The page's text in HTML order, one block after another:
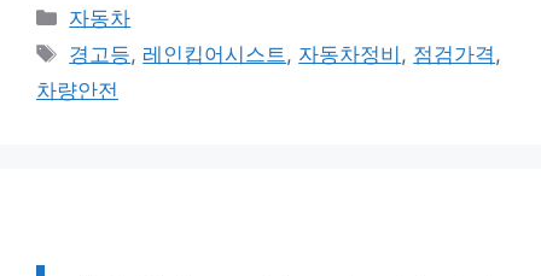
카
테
리
자동차
태
그
경고등, 레인킵어시스트, 자동차정비 , 점검가격,
차량안전